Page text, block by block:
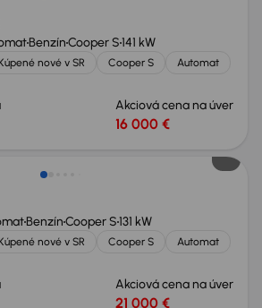
BenzínCooper S141 kW
nové v SR Cooper S
Automat
Akciová cena na úver
16 000 €
BenzínCooper S131 kW
nové v SR Cooper S
Automat
Akciová cena na úver
21 000 €